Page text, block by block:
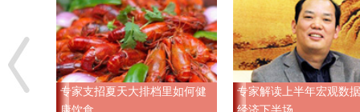
专家支招夏天大排档里如何健
专家解读上半年宏观数